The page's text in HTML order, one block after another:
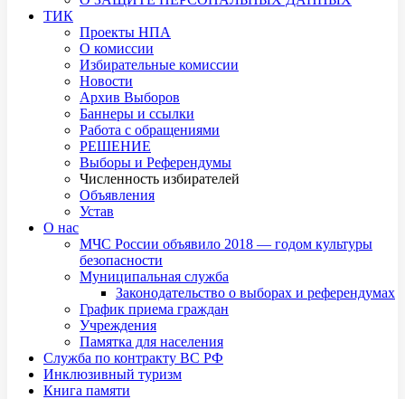
ТИК
Проекты НПА
О комиссии
Избирательные комиссии
Новости
Архив Выборов
Баннеры и ссылки
Работа с обращениями
РЕШЕНИЕ
Выборы и Референдумы
Численность избирателей
Объявления
Устав
О нас
МЧС России объявило 2018 — годом культуры
безопасности
Муниципальная служба
Законодательство о выборах и референдумах
График приема граждан
Учреждения
Памятка для населения
Служба по контракту ВС РФ
Инклюзивный туризм
Книга памяти